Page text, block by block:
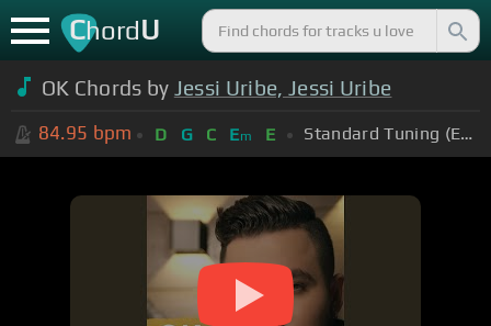
ChordU
OK Chords by Jessi Uribe, Jessi Uribe
84.95 bpm D G C Em E Standard Tuning (EADGBE)